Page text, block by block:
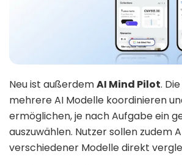
Neu ist außerdemAI Mind Pilot.
mehrere AI Modelle koordinieren
ermöglichen, je nach Aufgabe ein
auszuwählen. Nutzer sollen zudem
verschiedener Modelle direkt